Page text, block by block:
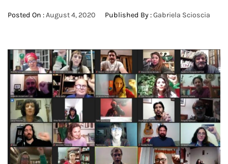
Posted On :August 4, 2020 Published By :Gabriela Scioscia